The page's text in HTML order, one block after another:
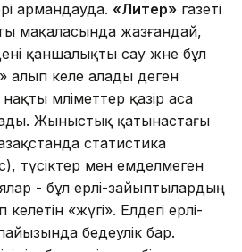
армандауда. «Литер» газеті
мақаласында жазғандай,
қаншалықты сау және бұл
алып келе алады деген
мәліметтер қазір аса
Жыныстық қатынастағы
статистика
түсіктер мен емделмеген
- бұл ерлі-зайыптылардың
«жүгі». Елдегі ерлі-
бедеулік бар.